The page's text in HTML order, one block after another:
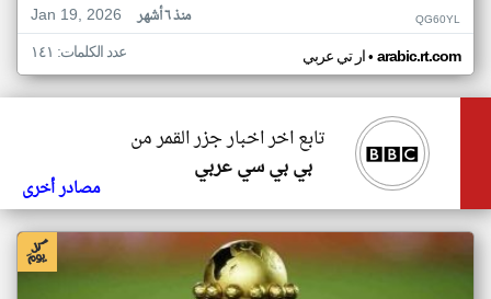
Jan 19, 2026
منذ ٦ أشهر QG60YL
ار تي عربي• arabic.rt.com عدد الكلمات: ١٤١
تابع اخر اخبار جزر القمر من
بي بي سي عربي
مصادر أخرى